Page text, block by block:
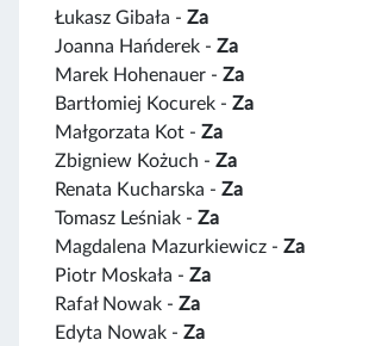
Łukasz Gibała - Za
Joanna Hańderek - Za
Marek Hohenauer - Za
Bartłomiej Kocurek - Za
Małgorzata Kot - Za
Zbigniew Kożuch - Za
Renata Kucharska - Za
Tomasz Leśniak - Za
Magdalena Mazurkiewicz - Za
Piotr Moskała - Za
Rafał Nowak - Za
Edyta Nowak - Za